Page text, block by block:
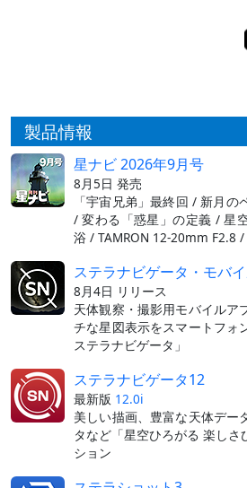
製品情報
星ナビ 2026年9月号
8月5日 発売
「宇宙兄弟」最終回 / 新月の
/ 変わる「惑星」の定義 / 星
浴 / TAMRON 12-20mm F2.8
ステラナビゲータ・モバ
8月4日 リリース
天体観察・撮影用モバイルア
チな星図表示をスマートフォ
ステラナビゲータ」
ステラナビゲータ12
最新版 12.0i
美しい描画、豊富な天体デー
タなど「星空ひろがる 楽し
ション